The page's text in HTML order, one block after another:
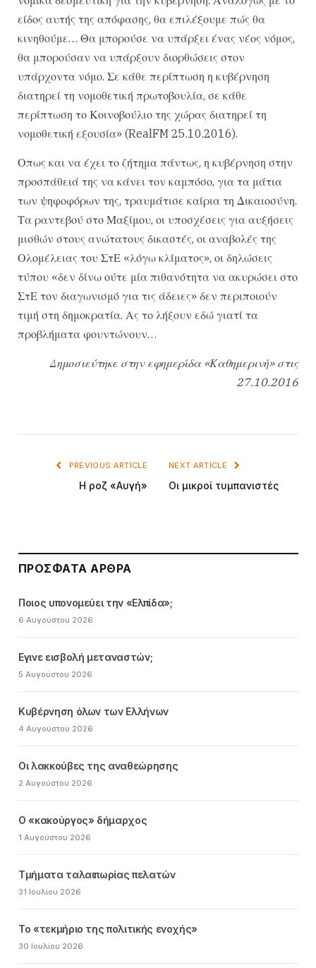
είδος αυτής της απόφασης, θα επιλέξουμε πώς θα
κινηθούμε… Θα μπορούσε να υπάρξει ένας νέος νόμος,
θα μπορούσαν να υπάρξουν διορθώσεις στον
υπάρχοντα νόμο. Σε κάθε περίπτωση η κυβέρνηση
διατηρεί τη νομοθετική πρωτοβουλία, σε κάθε
περίπτωση το Κοινοβούλιο της χώρας διατηρεί τη
νομοθετική εξουσία» (RealFM 25.10.2016).
Οπως και να έχει το ζήτημα πάντως, η κυβέρνηση στην
προσπάθειά της να κάνει τον καμπόσο, για τα μάτια
των ψηφοφόρων της, τραυμάτισε καίρια τη Δικαιοσύνη.
Τα ραντεβού στο Μαξίμου, οι υποσχέσεις για αυξήσεις
μισθών στους ανώτατους δικαστές, οι αναβολές της
Ολομέλειας του ΣτΕ «λόγω κλίματος», οι δηλώσεις
τύπου «δεν δίνω ούτε μία πιθανότητα να ακυρώσει στο
ΣτΕ τον διαγωνισμό για τις άδειες» δεν περιποιούν
τιμή στη δημοκρατία. Ας το λήξουν εδώ γιατί τα
προβλήματα φουντώνουν…
Δημοσιεύτηκε στην εφημερίδα «Καθημερινή» στις
27.10.2016
PREVIOUS ARTICLE
Η ροζ «Αυγή»
NEXT ARTICLE
Οι μικροί τυμπανιστές
ΠΡΌΣΦΑΤΑ ΆΡΘΡΑ
Ποιος υπονομεύει την «Ελπίδα»;
6 Αυγούστου 2026
Εγινε εισβολή μεταναστών;
5 Αυγούστου 2026
Κυβέρνηση όλων των Ελλήνων
4 Αυγούστου 2026
Οι λακκούβες της αναθεώρησης
2 Αυγούστου 2026
Ο «κακούργος» δήμαρχος
1 Αυγούστου 2026
Τμήματα ταλαιπωρίας πελατών
31 Ιουλίου 2026
Το «τεκμήριο της πολιτικής ενοχής»
30 Ιουλίου 2026